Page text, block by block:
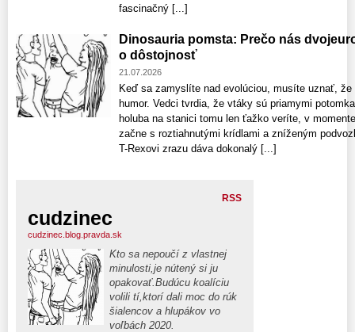
fascinačný [...]
Dinosauria pomsta: Prečo nás
o dôstojnosť
21.07.2026
Keď sa zamyslíte nad evolúciou, musíte uznať,
humor. Vedci tvrdia, že vtáky sú priamymi
holuba na stanici tomu len ťažko veríte, v
začne s roztiahnutými krídlami a zníženým
T-Rexovi zrazu dáva dokonalý [...]
RSS
cudzinec
cudzinec.blog.pravda.sk
Kto sa nepoučí z vlastnej
minulosti,je nútený si ju
opakovať.Budúcu koalíciu
volili tí,ktorí dali moc do rúk
šialencov a hlupákov vo
voľbách 2020.